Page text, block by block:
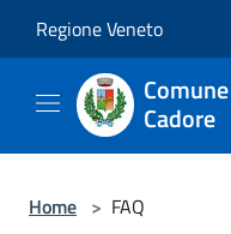
Regione Veneto
Cadore
Home > FAQ